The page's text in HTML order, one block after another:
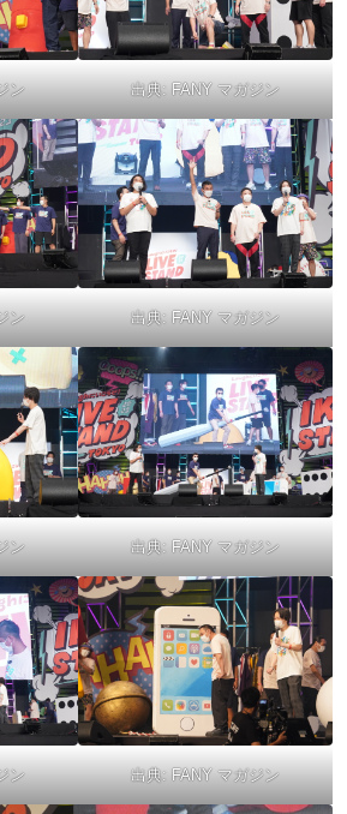
ン 出典: FANY マガジン
ン 出典: FANY マガジン
ン 出典: FANY マガジン
ン 出典: FANY マガジン